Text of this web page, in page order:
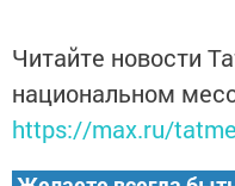
Читайте новости
национальном
https://max.ru/